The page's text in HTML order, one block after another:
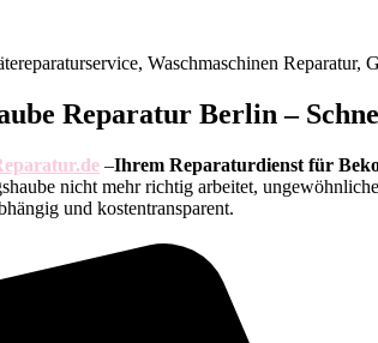
Waschmaschinen
Reparatur Berlin –
–Ihrem Reparaturdienst für
nicht mehr richtig arbeitet,
und kostentransparent.